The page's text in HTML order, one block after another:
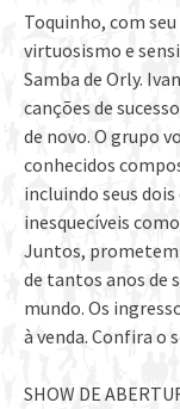
Toquinho, com
virtuosismo e
Samba de Orly.
canções de
de novo. O grupo
conhecidos
incluindo seus
inesquecíveis
Juntos, prometem
de tantos anos de
mundo. Os
à venda. Confira o
SHOW DE